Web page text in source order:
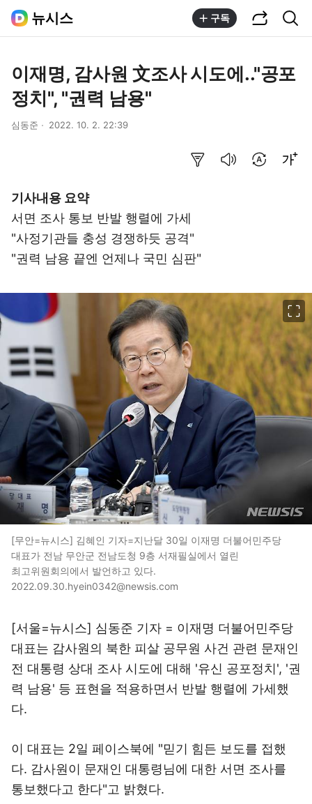
뉴시스 구독
이재명, 감사원 文조사 시도에.."공포
정치", "권력 남용"
심동준 2022. 10. 2. 22:39
기사내용 요약
서면 조사 통보 반발 행렬에 가세
"사정기관들 충성 경쟁하듯 공격"
"권력 남용 끝엔 언제나 국민 심판"
[무안=뉴시스] 김혜인 기자=지난달 30일 이재명 더불어민주당
대표가 전남 무안군 전남도청 9층 서재필실에서 열린
최고위원회의에서 발언하고 있다.
2022.09.30.hyein0342@newsis.com
[서울=뉴시스] 심동준 기자 = 이재명 더불어민주당
대표는 감사원의 북한 피살 공무원 사건 관련 문재인
전 대통령 상대 조사 시도에 대해 '유신 공포정치', '권
력 남용' 등 표현을 적용하면서 반발 행렬에 가세했
다.
이 대표는 2일 페이스북에 "믿기 힘든 보도를 접했
다. 감사원이 문재인 대통령님에 대한 서면 조사를
통보했다고 한다"고 밝혔다.